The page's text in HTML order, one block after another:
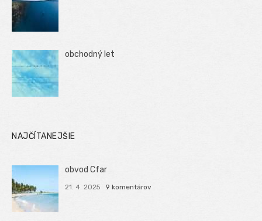
obchodný let
NAJČÍTANEJŠIE
obvod Cfar
21. 4. 2025 9 komentárov